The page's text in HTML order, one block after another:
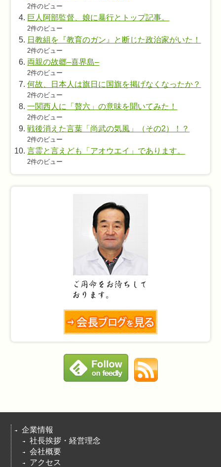
2件のビュー
巨人阿部監督、娘に暴行とトップ記事。
2件のビュー
日教組を『教育のガン』と断じた政治家がいた！
2件のビュー
両親の故郷–喜界島–
2件のビュー
何故、日本人は旗日に国旗を掲げなくなったか？
2件のビュー
一関西人に「贅六」の意味を聞いてみた！
2件のビュー
戦後消えた言葉「尚武の気風」（その2）！？
2件のビュー
言霊と言えども「アオウエイ」であります。
2件のビュー
企業情報
社長挨拶・経営理念
会社概要
アクセス